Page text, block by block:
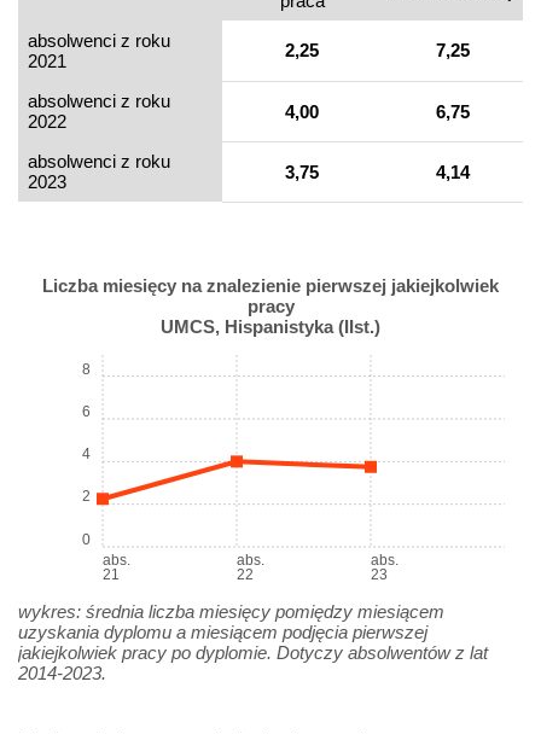
absolwenci z roku
2021
2,25 7,25
absolwenci z roku
2022
4,00 6,75
absolwenci z roku
2023
3,75 4,14
Liczba miesięcy na znalezienie pierwszej jakiejkolwiek
pracy
UMCS, Hispanistyka (IIst.)
abs.
21
abs.
22
abs.
23
0
2
4
6
8
wykres: średnia liczba miesięcy pomiędzy miesiącem
uzyskania dyplomu a miesiącem podjęcia pierwszej
jakiejkolwiek pracy po dyplomie. Dotyczy absolwentów z lat
2014-2023.